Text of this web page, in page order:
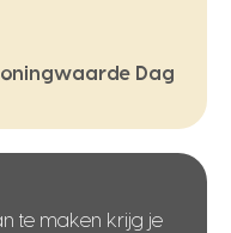
Dag
te maken krijg je